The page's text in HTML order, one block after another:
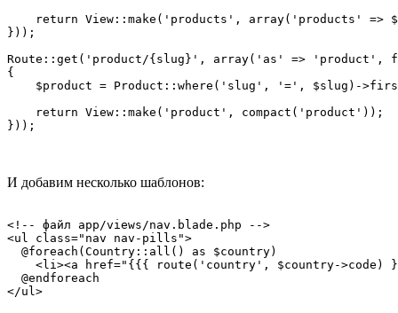
return View::make('products', array('products' =>
}));
Route::get('product/{slug}', array('as' => 'product',
{
$product = Product::where('slug', '=', $slug)-
    return View::make('product', compact('product'));
И добавим несколько шаблонов:
<!-- файл app/views/nav.blade.php -->
<ul class="nav nav-pills">
  @foreach(Country::all() as $country)
<li><a href="{{{ route('country', $country->code)
  @endforeach